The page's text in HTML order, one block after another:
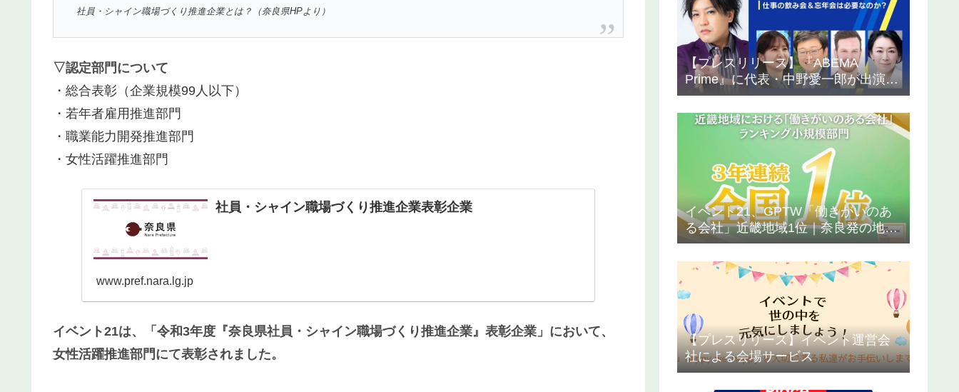
社員・シャイン職場づくり推進企業とは？（奈良県HPより）
▽認定部門について
・総合表彰（企業規模99人以下）
・若年者雇用推進部門
・職業能力開発推進部門
・女性活躍推進部門
社員・シャイン職場づくり推進企業表彰企業
www.pref.nara.lg.jp
イベント21は、「令和3年度『奈良県社員・シャイン職場づくり推進企業』表彰企業」において、
女性活躍推進部門にて表彰されました。
【プレスリリース】『ABEMA
Prime』に代表・中野愛一郎が出演！
「ビジネスに会食や飲み会は必要な
のか？」の議論に参加
イベント21、GPTW「働きがいのあ
る会社」近畿地域1位｜奈良発の地方
中小企業が3年連続1位を獲得した理
由
【プレスリリース】イベント運営会
社による会場サービス